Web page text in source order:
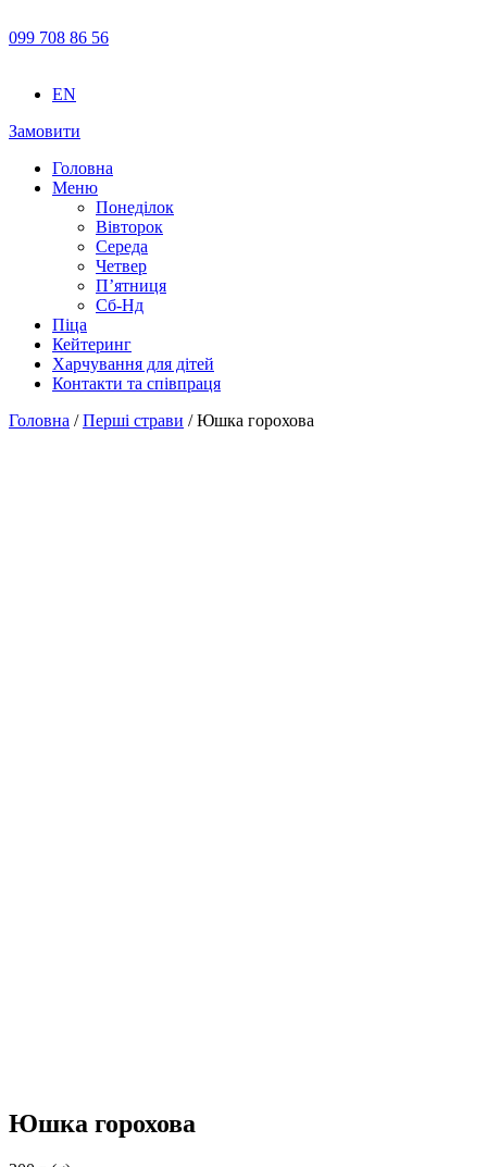
099 708 86 56
EN
Замовити
Головна
Меню
Понеділок
Вівторок
Середа
Четвер
П’ятниця
Сб-Нд
Піца
Кейтеринг
Харчування для дітей
Контакти та співпраця
Головна /Перші страви / Юшка горохова
Юшка горохова